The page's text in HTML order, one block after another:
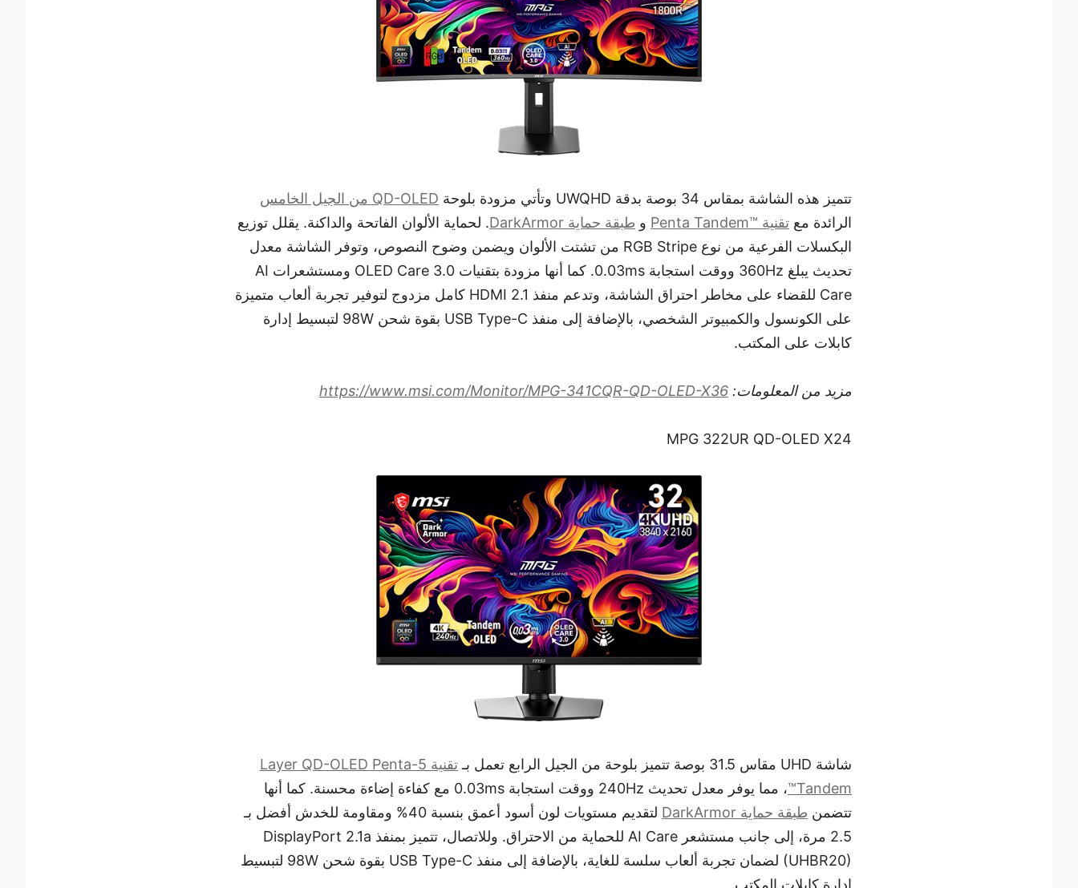
تتميز هذه الشاشة بمقاس 34 بوصة بدقة UWQHD وتأتي مزودة بلوحة
QD-OLED من الجيل الخامس
الرائدة مع تقنية ™Penta Tandem و طبقة حماية DarkArmor
. لحماية الألوان الفاتحة والداكنة. يقلل توزيع
البكسلات الفرعية من نوع RGB Stripe من تشتت الألوان ويضمن وضوح النصوص، وتوفر الشاشة معدل
تحديث يبلغ 360Hz ووقت استجابة 0.03ms. كما أنها مزودة بتقنيات OLED Care 3.0 ومستشعرات AI
Care للقضاء على مخاطر احتراق الشاشة، وتدعم منفذ HDMI 2.1 كامل مزدوج لتوفير تجربة ألعاب متميزة
على الكونسول والكمبيوتر الشخصي، بالإضافة إلى منفذ USB Type-C بقوة شحن 98W لتبسيط إدارة
كابلات على المكتب.
مزيد من المعلومات: https://www.msi.com/Monitor/MPG-341CQR-QD-OLED-X36
MPG 322UR QD-OLED X24
شاشة UHD مقاس 31.5 بوصة تتميز بلوحة من الجيل الرابع تعمل بـ
تقنية 5-Layer QD-OLED Penta
Tandem™
، مما يوفر معدل تحديث 240Hz ووقت استجابة 0.03ms مع كفاءة إضاءة محسنة. كما أنها
تتضمن طبقة حماية DarkArmor
لتقديم مستويات لون أسود أعمق بنسبة 40% ومقاومة للخدش أفضل بـ
2.5 مرة، إلى جانب مستشعر AI Care للحماية من الاحتراق. وللاتصال، تتميز بمنفذ DisplayPort 2.1a
(UHBR20) لضمان تجربة ألعاب سلسة للغاية، بالإضافة إلى منفذ USB Type-C بقوة شحن 98W لتبسيط
إدارة كابلات المكتب.